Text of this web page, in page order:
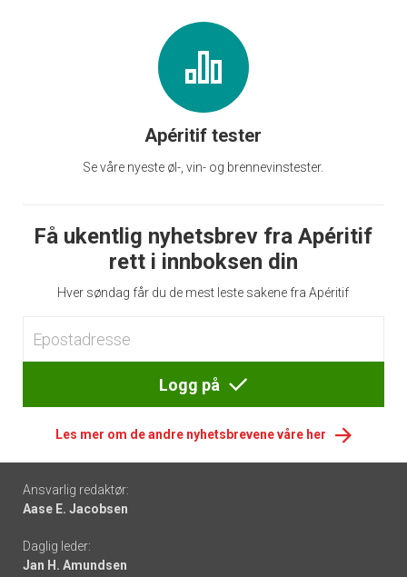
Apéritif tester
Se våre nyeste øl-, vin- og brennevinstester.
Få ukentlig nyhetsbrev fra Apéritif
rett i innboksen din
Hver søndag får du de mest leste sakene fra Apéritif
Logg på
Les mer om de andre nyhetsbrevene våre her
Footer
-
links
Ansvarlig redaktør:
Aase E. Jacobsen
Daglig leder:
Jan H. Amundsen